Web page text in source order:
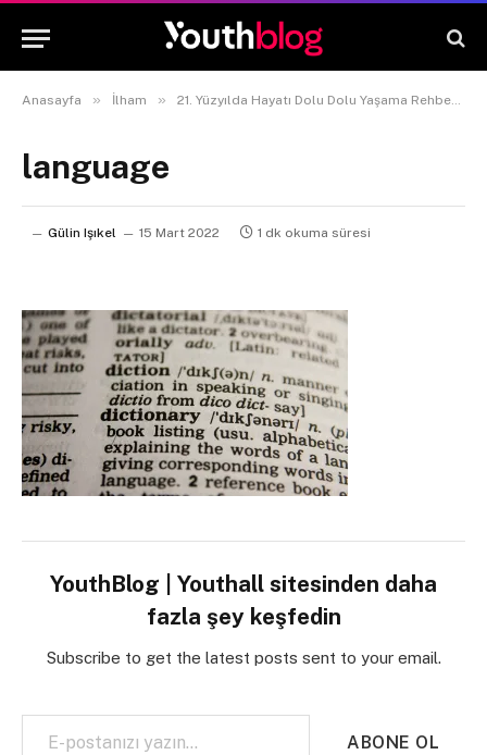
Anasayfa » İlham » 21. Yüzyılda Hayatı Dolu Dolu Yaşama Rehberi
language
Gülin Işıkel 15 Mart 2022 1 dk okuma süresi
YouthBlog | Youthall sitesinden daha
fazla şey keşfedin
Subscribe to get the latest posts sent to your email.
E-postanızı yazın…
ABONE OL